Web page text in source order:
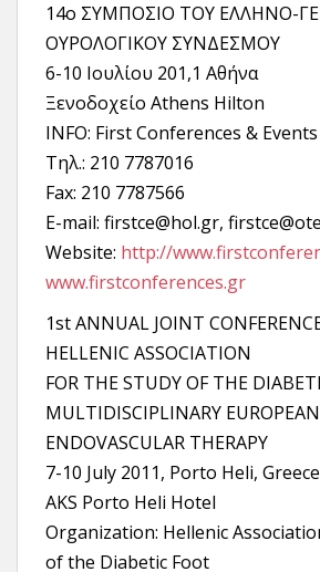
14ο ΣΥΜΠΟΣΙΟ ΤΟΥ ΕΛΛΗΝΟ-
ΟΥΡΟΛΟΓΙΚΟΥ ΣΥΝΔΕΣΜΟΥ
6-10 Ιουλίου 201,1 Αθήνα
Ξενοδοχείο Athens Hilton
INFO: First Conferences &
Τηλ.: 210 7787016
Fax: 210 7787566
E-mail: firstce@hol.gr,
Website: http://
www.firstconferences.gr
1st ANNUAL JOINT
HELLENIC ASSOCIATION
FOR THE STUDY OF THE
MULTIDISCIPLINARY EUROPEAN
ENDOVASCULAR THERAPY
7-10 July 2011, Porto Heli, Greece
AKS Porto Heli Hotel
Organization: Hellenic
of the Diabetic Foot